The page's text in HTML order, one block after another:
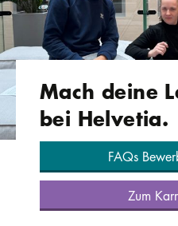
Mach deine
bei Helvetia.
FAQs
Zum